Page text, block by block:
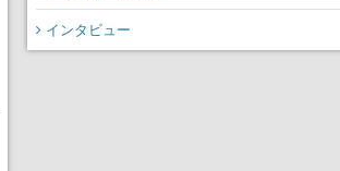
インタビュー